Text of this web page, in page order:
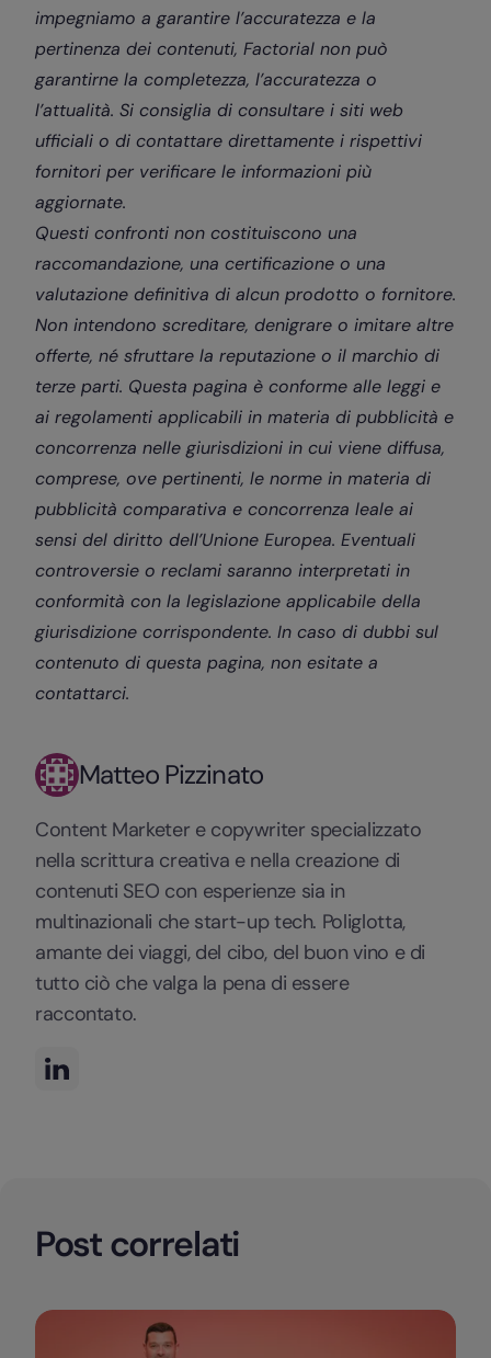
impegniamo a garantire l’accuratezza e la
pertinenza dei contenuti, Factorial non può
garantirne la completezza, l’accuratezza o
l’attualità. Si consiglia di consultare i siti web
ufficiali o di contattare direttamente i rispettivi
fornitori per verificare le informazioni più
aggiornate.
Questi confronti non costituiscono una
raccomandazione, una certificazione o una
valutazione definitiva di alcun prodotto o fornitore.
Non intendono screditare, denigrare o imitare altre
offerte, né sfruttare la reputazione o il marchio di
terze parti. Questa pagina è conforme alle leggi e
ai regolamenti applicabili in materia di pubblicità e
concorrenza nelle giurisdizioni in cui viene diffusa,
comprese, ove pertinenti, le norme in materia di
pubblicità comparativa e concorrenza leale ai
sensi del diritto dell’Unione Europea. Eventuali
controversie o reclami saranno interpretati in
conformità con la legislazione applicabile della
giurisdizione corrispondente. In caso di dubbi sul
contenuto di questa pagina, non esitate a
contattarci.
Matteo Pizzinato
Content Marketer e copywriter specializzato
nella scrittura creativa e nella creazione di
contenuti SEO con esperienze sia in
multinazionali che start-up tech. Poliglotta,
amante dei viaggi, del cibo, del buon vino e di
tutto ciò che valga la pena di essere
raccontato.
Post correlati